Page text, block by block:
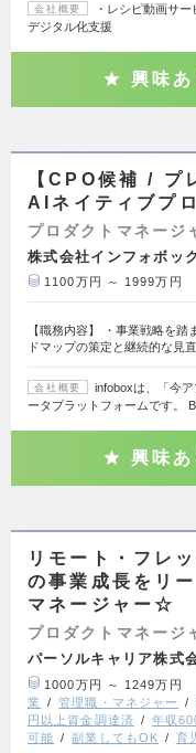
会社概要
・レシピ動画サ
デジタル化支援
興味あ
【CPO候補 / プ
AIネイティブプ
プロダクトマネージ
株式会社インフォボッ
1100万円 ～ 1999万円
【職務内容】 ・事業戦略を
ドマップの策定と継続的な見
会社概要
infoboxは、「今
ータプラットフォームです。
興味あ
リモート・フレ
の事業成長をリ
マネージャー☆
プロダクトマネージ
パーソルキャリア株式
1000万円 ～ 1249万円
業
管理職・マネジャー
円以上資金調達済
年収
可能
副業してもOK 育